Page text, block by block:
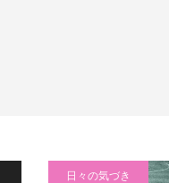
日々の気づき